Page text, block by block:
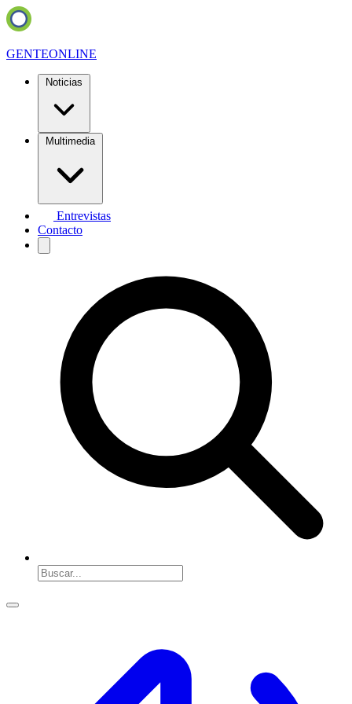
GENTEONLINE
Noticias
Multimedia
Entrevistas
Contacto